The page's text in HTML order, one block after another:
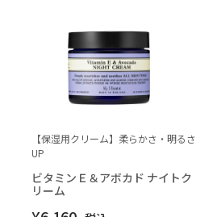
【保湿用クリーム】柔らかさ・明るさ
UP
ビタミンＥ＆アボカド ナイトク
リーム